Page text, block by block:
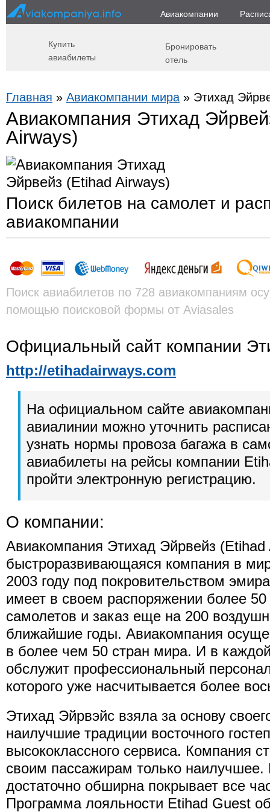
Авиакомпании
Купить
авиабилеты
Бронировать
отель
Главная » Авиакомпании мира » Этихад
Авиакомпания Этихад
Airways)
Поиск билетов на самолет и
авиакомпании
Поиск авиабилетов по 728 авиакомпаниям
помощью поисковой формы от Aviasales
Официальный сайт компании
http://etihadairways.com
На официальном сайте
авиалинии можно уточнить
узнать нормы провоза багажа в
авиабилеты на рейсы компании
пройти электронную регистрацию.
О компании:
Авиакомпания Этихад Эйрвейз
быстроразвивающаяся компания в
2003 году под покровительством
имеет в своем распоряжении более
самолетов и заказ еще на 200
ближайшие годы. Авиакомпания
в более чем 50 стран мира. И в
обслужит профессиональный
которого уже насчитывается более
Этихад Эйрвэйс взяла за основу
наилучшие традиции восточного
высококлассного сервиса. Компания
своим пассажирам только наилучшее.
достаточно обширна покрывает все
Программа лояльности Etihad Guest